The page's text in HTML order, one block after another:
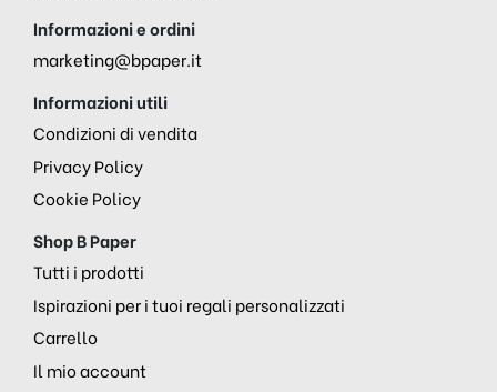
Informazioni e ordini
marketing@bpaper.it
Informazioni utili
Condizioni di vendita
Privacy Policy
Cookie Policy
Shop B Paper
Tutti i prodotti
Ispirazioni per i tuoi regali personalizzati
Carrello
Il mio account